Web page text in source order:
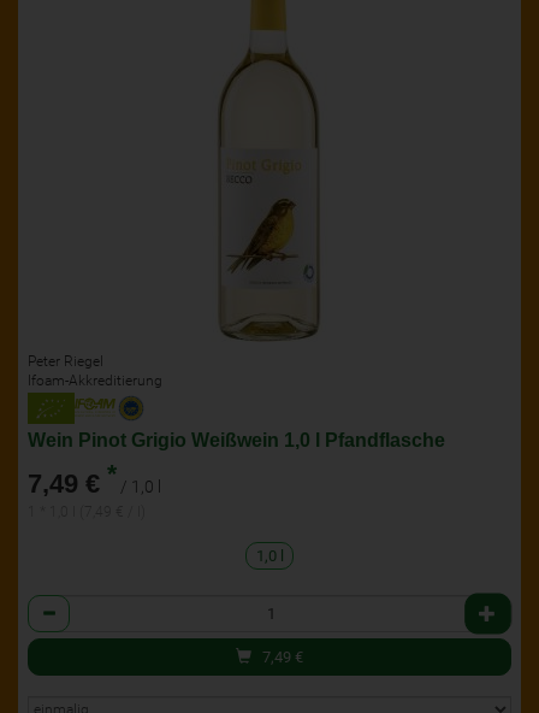
Peter Riegel
Ifoam-Akkreditierung
Wein Pinot Grigio Weißwein 1,0 l Pfandflasche
7,49 € * / 1,0 l
1,0 l
Anzahl
7,49 €